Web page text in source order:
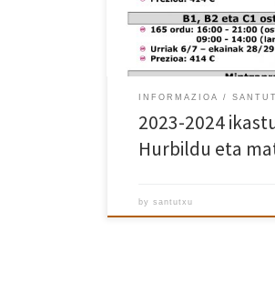
INFORMAZIOA
2023-2024
Hurbildu eta
bysantutxu